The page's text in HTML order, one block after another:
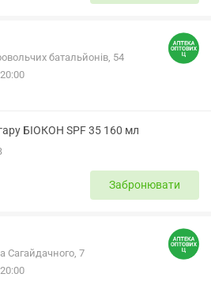
батальйонів, 54
БІОКОН SPF 35 160 мл
Забронювати
Сагайдачного, 7